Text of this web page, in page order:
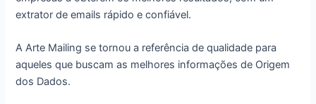
extrator de emails rápido e confiável.
A Arte Mailing se tornou a referência de qualidade para
aqueles que buscam as melhores informações de Origem
dos Dados.